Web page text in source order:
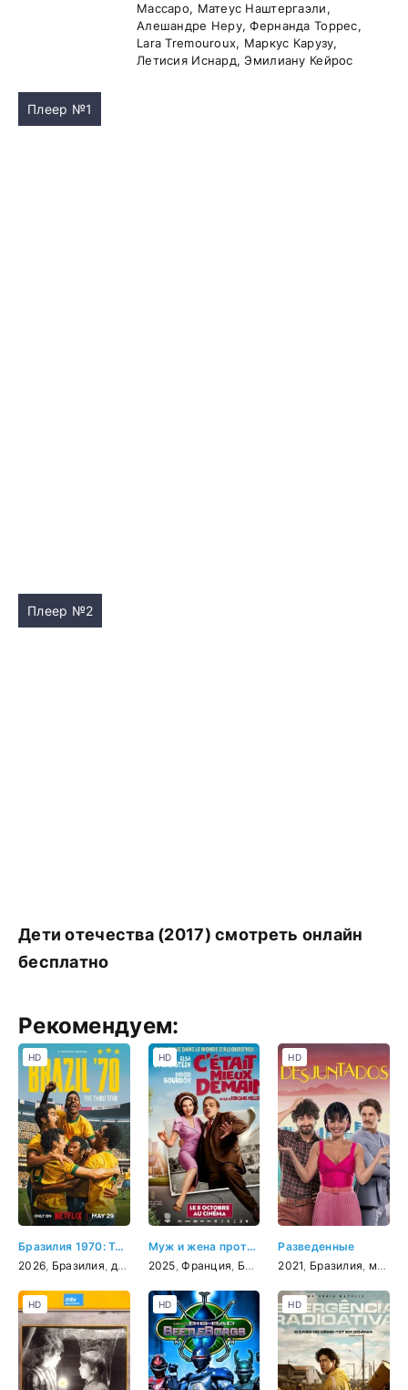
Массаро, Матеус Наштергаэли,
Алешандре Неру, Фернанда Торрес,
Lara Tremouroux, Маркус Карузу,
Летисия Иснард, Эмилиану Кейрос
Плеер №1
Плеер №2
Дети отечества (2017) смотреть онлайн
бесплатно
Рекомендуем:
Бразилия 1970: Третья звезда
2026 Бразилия документальный ,спорт
HD
Муж и жена против будущего
2025 ,Франция Бельгия ,комедия
HD
Разведенные
2021 Бразилия мелодрама
HD
HD HD HD